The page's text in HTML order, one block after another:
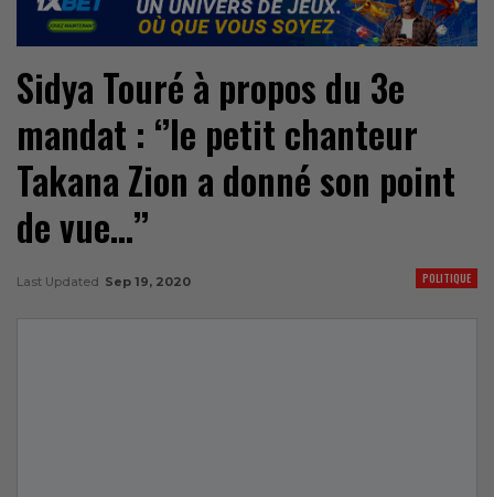
Sidya Touré à propos du 3e
mandat : ‘’le petit chanteur
Takana Zion a donné son point
de vue…’’
POLITIQUE
Last Updated Sep 19, 2020